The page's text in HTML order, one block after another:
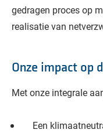
gedragen proces op
realisatie van
Onze impact op
Met onze integrale
Een